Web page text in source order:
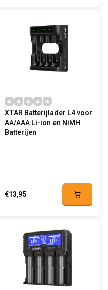
XTAR Batterijlader L4 voor
AA/AAA Li-ion en NiMH
Batterijen
€13,95